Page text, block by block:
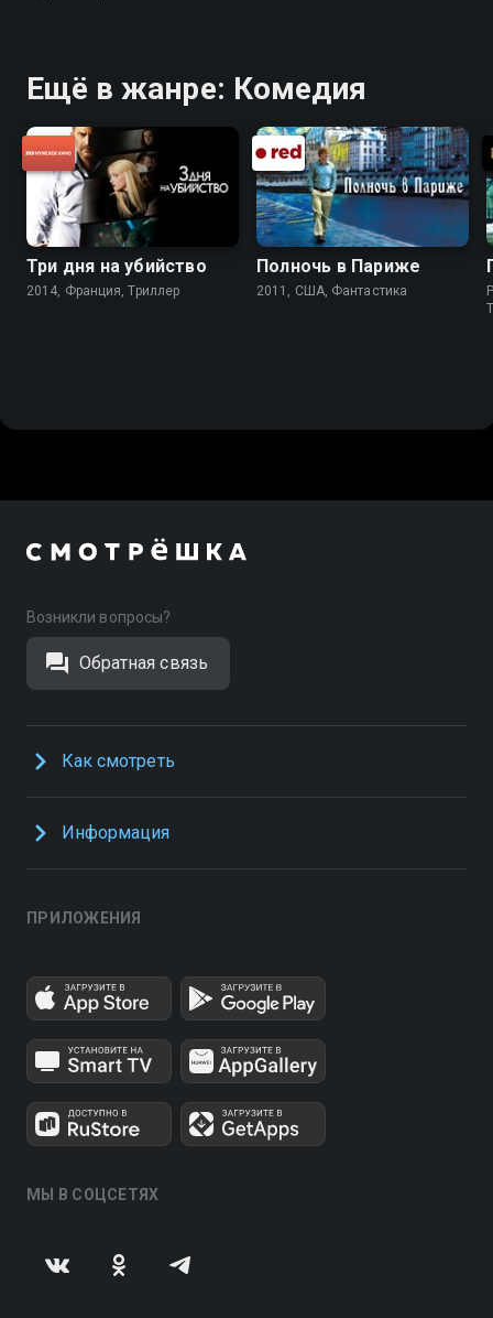
Ещё в жанре: Комедия
Три дня на убийство
2014, Франция, Триллер
Полночь в Париже
2011, США, Фантастика
Возникли вопросы?
Обратная связь
Как смотреть
Информация
ПРИЛОЖЕНИЯ
МЫ В СОЦСЕТЯХ